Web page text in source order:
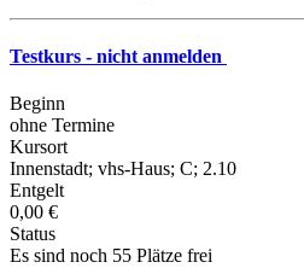
Testkurs - nicht anmelden
Beginn
ohne Termine
Kursort
Innenstadt; vhs-Haus; C; 2.10
Entgelt
0,00 €
Status
Es sind noch 55 Plätze frei